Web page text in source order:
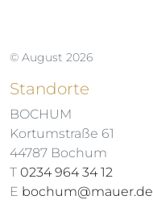
© August 2026
Standorte
BOCHUM
Kortumstraße 61
44787 Bochum
T 0234 964 34 12
E bochum@mauer.de